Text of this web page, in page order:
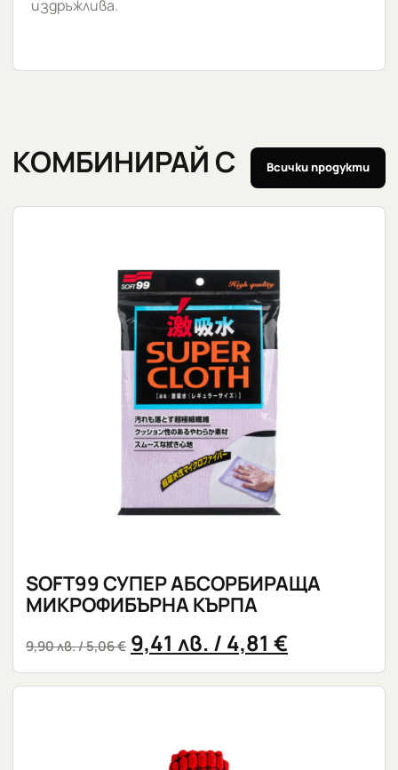
издръжлива.
КОМБИНИРАЙ С Всички продукти
SOFT99 СУПЕР АБСОРБИРАЩА
МИКРОФИБЪРНА КЪРПА
9,90лв./ 5,06 € 9,41 лв. / 4,81 €